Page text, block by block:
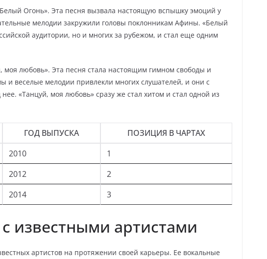
Огонь». Эта песня вызвала настоящую вспышку эмоций у
мелодии закружили головы поклонникам Афины. «Белый
аудитории, но и многих за рубежом, и стал еще одним
моя любовь». Эта песня стала настоящим гимном свободы и
и веселые мелодии привлекли многих слушателей, и они с
«Танцуй, моя любовь» сразу же стал хитом и стал одной из
ГОД ВЫПУСКА
ПОЗИЦИЯ В ЧАРТАХ
2010
1
2012
2
2014 3
известными артистами
артистов на протяжении своей карьеры. Ее вокальные